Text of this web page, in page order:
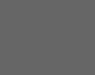
4 reseñas